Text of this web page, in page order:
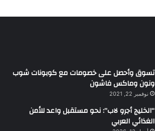
تسوق وأحصل على خصومات مع كوبونات شوب
ونون وماكس فاشون
نوفمبر 22, 2021
“الخليج أجرو لاب”: نحو مستقبل واعد للأمن
الغذائي العربي